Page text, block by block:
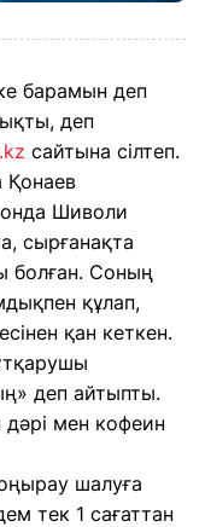
барамын деп
деп
сайтына сілтеп.
Қонаев
онда Шиволи
сырғанақта
болған. Соның
құлап,
қан кеткен.
деп айтыпты.
дәрі мен кофеин
шалуға
тек 1 сағаттан